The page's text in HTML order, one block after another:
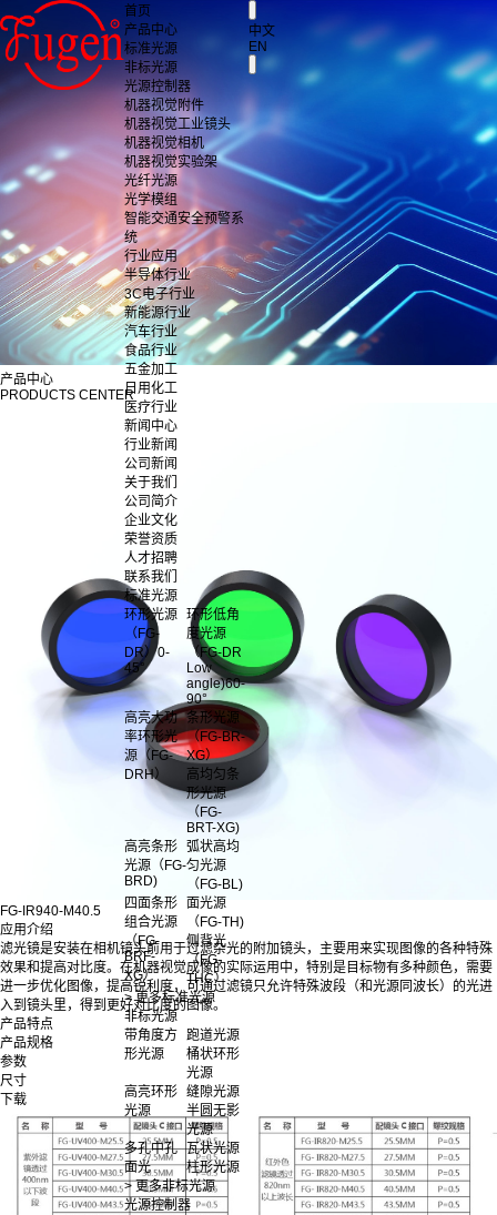
首页
产品中心
标准光源
非标光源
光源控制器
机器视觉附件
机器视觉工业镜头
机器视觉相机
机器视觉实验架
光纤光源
光学模组
智能交通安全预警系
统
行业应用
半导体行业
3C电子行业
新能源行业
汽车行业
食品行业
五金加工
日用化工
医疗行业
新闻中心
行业新闻
公司新闻
关于我们
公司简介
企业文化
荣誉资质
人才招聘
联系我们
标准光源
环形光源
（FG-
DR）0-
45°
环形低角
度光源
（FG-DR
Low
angle)60-
90°
高亮大功
率环形光
源（FG-
DRH）
条形光源
（FG-BR-
XG）
高均匀条
形光源
（FG-
BRT-XG)
高亮条形
光源（FG-
BRD)
弧状高均
匀光源
（FG-BL)
四面条形
组合光源
（FG-
BRF-
XG）
面光源
（FG-TH)
侧背光
（FG-
THC）
> 更多标准光源
非标光源
带角度方
形光源
跑道光源
桶状环形
光源
高亮环形
光源
缝隙光源
半圆无影
光源
多孔中孔
面光
瓦状光源
柱形光源
> 更多非标光源
光源控制器
中文
EN
产品中心
PRODUCTS CENTER
FG-IR940-M40.5
应用介绍
滤光镜是安装在相机镜头前用于过滤杂光的附加镜头，主要用来实现图像的各种特殊
效果和提高对比度。在机器视觉成像的实际运用中，特别是目标物有多种颜色，需要
进一步优化图像，提高锐利度，可通过滤镜只允许特殊波段（和光源同波长）的光进
入到镜头里，得到更好对比度的图像。
产品特点
产品规格
参数
尺寸
下载